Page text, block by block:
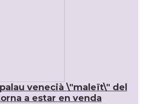
Consolat general a Milano
venecià \"maleït\" del
a estar en venda